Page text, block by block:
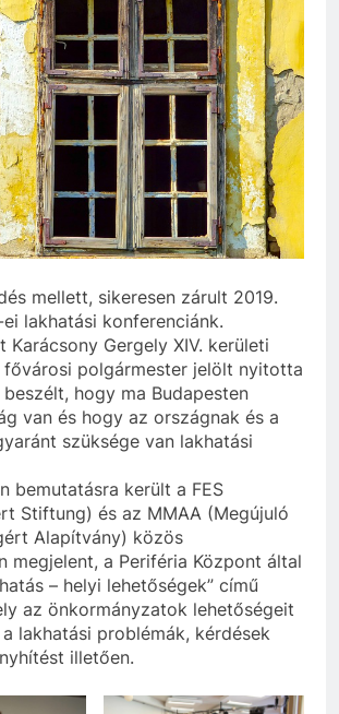
mellett, sikeresen zárult 2019.
lakhatási konferenciánk.
Karácsony Gergely XIV. kerületi
fővárosi polgármester jelölt nyitotta
hogy ma Budapesten
van és hogy az országnak és a
szüksége van lakhatási
bemutatásra került a FES
Stiftung) és az MMAA (Megújuló
Alapítvány) közös
megjelent, a Periféria Központ által
– helyi lehetőségek” című
az önkormányzatok lehetőségeit
lakhatási problémák, kérdések
illetően.